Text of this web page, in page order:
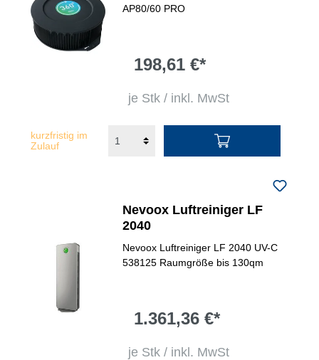
AP80/60 PRO
198,61 €*
je Stk / inkl. MwSt
kurzfristig im
Zulauf
Nevoox Luftreiniger LF
2040
Nevoox Luftreiniger LF 2040 UV-C
538125 Raumgröße bis 130qm
1.361,36 €*
je Stk / inkl. MwSt